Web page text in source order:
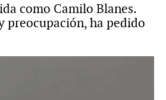
como Camilo Blanes.
preocupación, ha pedido